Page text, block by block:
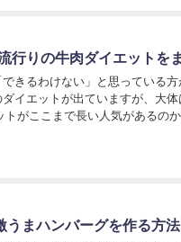
行りの牛肉ダイエットを
きるわけない」と思っている
イエットが出ていますが、大
がここまで長い人気があるの
うまハンバーグを作る方法